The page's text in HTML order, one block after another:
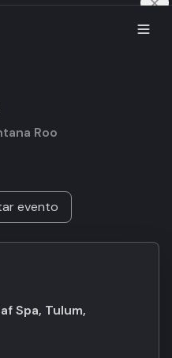
Roo
evento
Spa, Tulum,